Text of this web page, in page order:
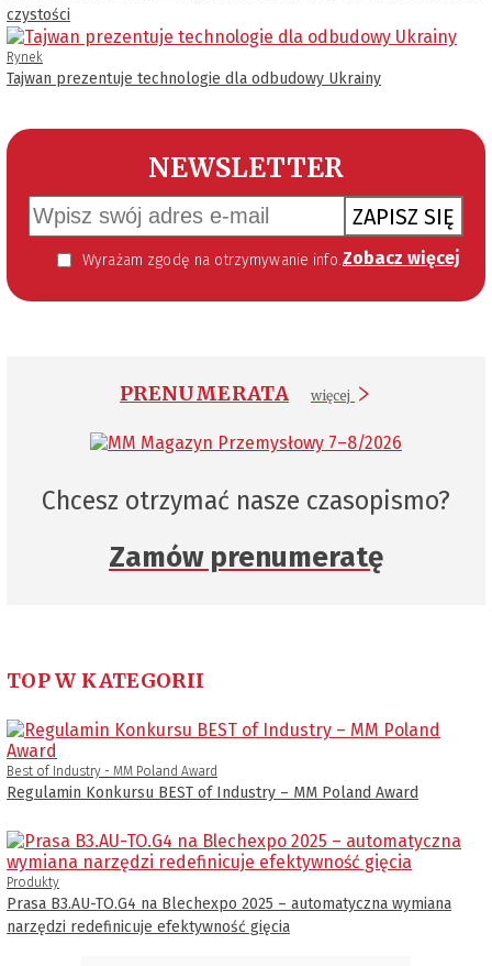
czystości
Rynek
Tajwan prezentuje technologie dla odbudowy Ukrainy
NEWSLETTER
ZAPISZ SIĘ
Wyrażam zgodę na otrzymywanie informacji handlowej kierowanej do mnie za pomocą środków komunikacji elektronicznej w szczególności poczty elektronicznej zgodnie z przepisem art. 10 ust 2 ustawy z dnia 18 lipca 2002 roku o świadczeniu usług drogą elektroniczną (Dz. U. 144 z 2002 r. poz. 1204). Zgoda jest dobrowolna, jednak jej wyrażenie jest konieczne, aby otrzymywać newsletter. Zobacz więcej
PRENUMERATA więcej
Chcesz otrzymać nasze czasopismo?
Zamów prenumeratę
TOP W KATEGORII
Best of Industry - MM Poland Award
Regulamin Konkursu BEST of Industry – MM Poland Award
Produkty
Prasa B3.AU-TO.G4 na Blechexpo 2025 – automatyczna wymiana
narzędzi redefinicuje efektywność gięcia